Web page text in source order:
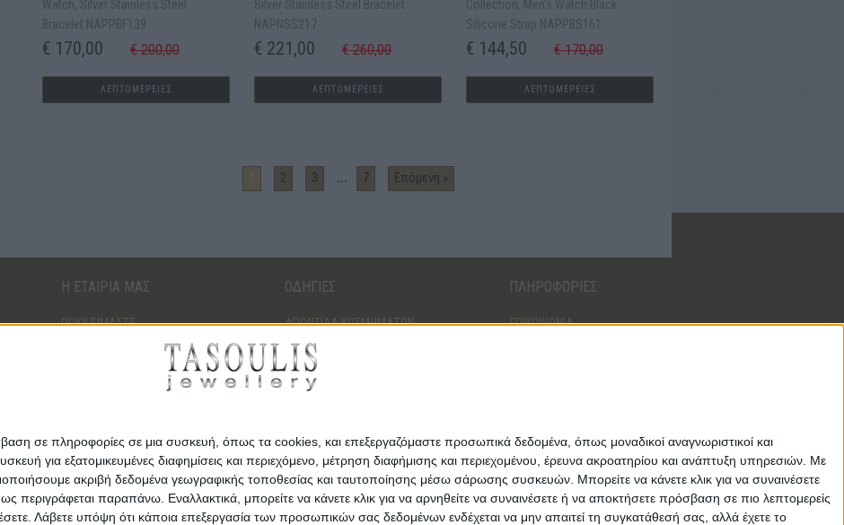
σε πληροφορίες σε μια συσκευή, όπως τα cookies, και επεξεργαζόμαστε προσωπικά δεδομένα, όπως μοναδικοί αναγνωριστικοί και
για εξατομικευμένες διαφημίσεις και περιεχόμενο, μέτρηση διαφήμισης και περιεχομένου, έρευνα ακροατηρίου και ανάπτυξη υπηρεσιών. Με
ακριβή δεδομένα γεωγραφικής τοποθεσίας και ταυτοποίησης μέσω σάρωσης συσκευών. Μπορείτε να κάνετε κλικ για να συναινέσετε
παραπάνω. Εναλλακτικά, μπορείτε να κάνετε κλικ για να αρνηθείτε να συναινέσετε ή να αποκτήσετε πρόσβαση σε πιο λεπτομερείς
Λάβετε υπόψη ότι κάποια επεξεργασία των προσωπικών σας δεδομένων ενδέχεται να μην απαιτεί τη συγκατάθεσή σας, αλλά έχετε το
Watch, Silver Stainless Steel
Bracelet NAPPBF139
€ 170,00 € 200,00
ΛΕΠΤΟΜΕΡΕΙΕΣ
Silver Stainless Steel Bracelet
NAPNSS217
€ 221,00 € 260,00
ΛΕΠΤΟΜΕΡΕΙΕΣ
Collection, Men's Watch Black
Silicone Strap NAPPBS161
€ 144,50 € 170,00
ΛΕΠΤΟΜΕΡΕΙΕΣ
1 2 3 ... 7 Επόμενη »
Η ΕΤΑΙΡΙΑ ΜΑΣ
ΠΟΙΟΙ ΕΙΜΑΣΤΕ
ΤΑ ΚΑΤΑΣΤΗΜΑΤΑ ΜΑΣ
ΟΔΗΓΙΕΣ
ΦΡΟΝΤΙΔΑ ΚΟΣΜΗΜΑΤΩΝ
ΔΙΑΜΑΝΤΙΑ
ΠΟΛΥΤΙΜΟΙ ΛΙΘΟΙ
ΠΟΛΥΤΙΜΑ ΜΕΤΑΛΛΑ
ΠΛΗΡΟΦΟΡΙΕΣ
ΕΠΙΚΟΙΝΩΝΙΑ